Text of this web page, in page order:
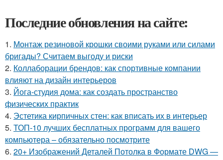
Последние обновления на сайте:
1. Монтаж резиновой крошки своими руками или силами
бригады? Считаем выгоду и риски
2. Коллаборации брендов: как спортивные компании
влияют на дизайн интерьеров
3. Йога-студия дома: как создать пространство
физических практик
4. Эстетика кирпичных стен: как вписать их в интерьер
5. ТОП-10 лучших бесплатных программ для вашего
компьютера – обязательно посмотрите
6. 20+ Изображений Деталей Потолка в Формате DWG —